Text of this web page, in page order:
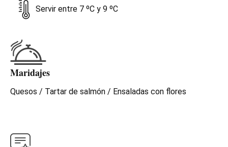
Servir entre 7 ºC y 9 ºC
Maridajes
Quesos / Tartar de salmón / Ensaladas con flores